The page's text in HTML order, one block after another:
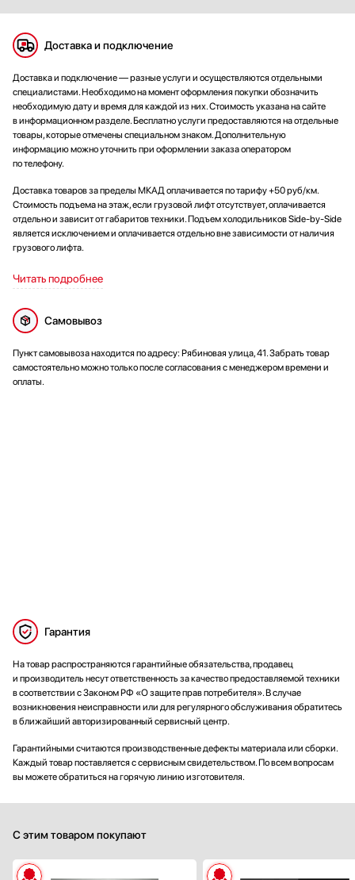
Доставка и подключение
Доставка и подключение — разные услуги и осуществляются отдельными
специалистами. Необходимо на момент оформления покупки обозначить
необходимую дату и время для каждой из них. Стоимость указана на сайте
в информационном разделе. Бесплатно услуги предоставляются на отдельные
товары, которые отмечены специальном знаком. Дополнительную
информацию можно уточнить при оформлении заказа оператором
по телефону.
Доставка товаров за пределы МКАД оплачивается по тарифу +50 руб/км.
Стоимость подъема на этаж, если грузовой лифт отсутствует, оплачивается
отдельно и зависит от габаритов техники. Подъем холодильников Side-by-Side
является исключением и оплачивается отдельно вне зависимости от наличия
грузового лифта.
Читать подробнее
Самовывоз
Пункт самовывоза находится по адресу: Рябиновая улица, 41. Забрать товар
самостоятельно можно только после согласования с менеджером времени и
оплаты.
Гарантия
На товар распространяются гарантийные обязательства, продавец
и производитель несут ответственность за качество предоставляемой техники
в соответствии с Законом РФ «О защите прав потребителя». В случае
возникновения неисправности или для регулярного обслуживания обратитесь
в ближайший авторизированный сервисный центр.
Гарантийными считаются производственные дефекты материала или сборки.
Каждый товар поставляется с сервисным свидетельством. По всем вопросам
вы можете обратиться на горячую линию изготовителя.
С этим товаром покупают